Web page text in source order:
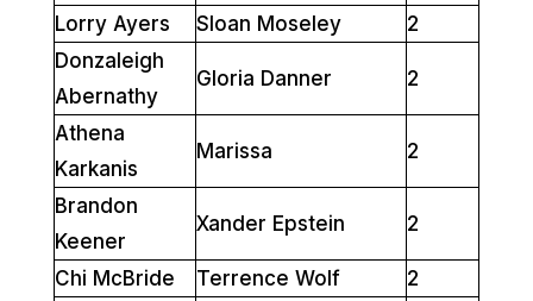
Lorry Ayers
Sloan Moseley
2
Donzaleigh
Abernathy
Gloria Danner 2
Athena
Karkanis
Marissa 2
Brandon
Keener
Xander Epstein 2
Chi McBride Terrence Wolf
2